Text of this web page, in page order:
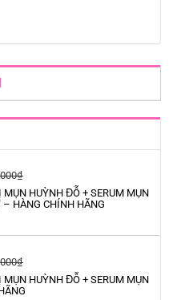
MỤN HUỲNH ĐỖ + SERUM MỤN
HÀNG CHÍNH HÃNG
MỤN HUỲNH ĐỖ + SERUM MỤN